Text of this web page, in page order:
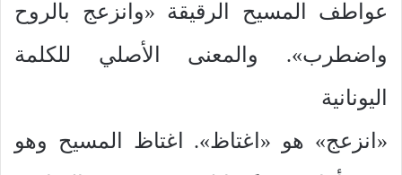
عواطف المسيح الرقيقة «وانزعج بالروح
واضطرب». والمعنى الأصلي للكلمة
اليونانية
«انزعج» هو «اغتاظ». اغتاظ المسيح وهو